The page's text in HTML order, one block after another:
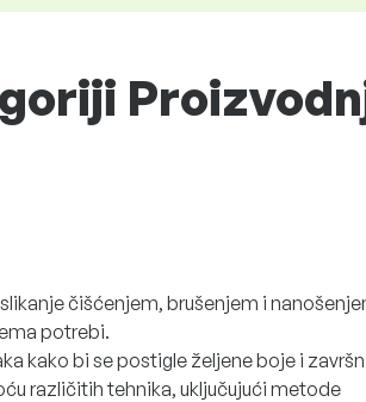
čišćenjem, brušenjem i
potrebi.
kako bi se postigle željene boje i
različitih tehnika, uključujući metode